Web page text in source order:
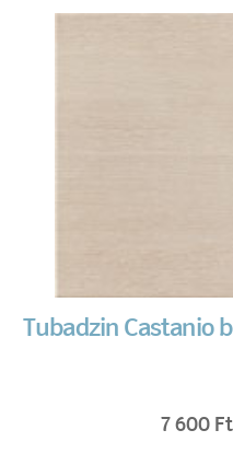
Tubadzin Castanio
7 600 Ft